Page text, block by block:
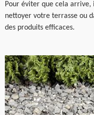
Pour éviter que cela
nettoyer votre terrasse ou
des produits efficaces.